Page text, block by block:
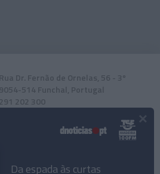
Rua Dr. Fernão de Ornelas, 56 - 3º
9054-514 Funchal, Portugal
291 202 300
a nossa App
Da espada às curtas
×